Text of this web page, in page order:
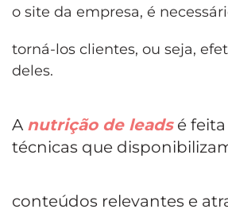
o site da empresa, é
torná-los clientes, ou seja,
deles.
A nutrição de leadsé feita
técnicas que
conteúdos relevantes e